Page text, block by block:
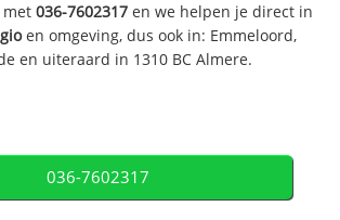
met036-7602317 en we helpen je direct in
en omgeving, dus ook in: Emmeloord,
en uiteraard in 1310 BC Almere.
036-7602317